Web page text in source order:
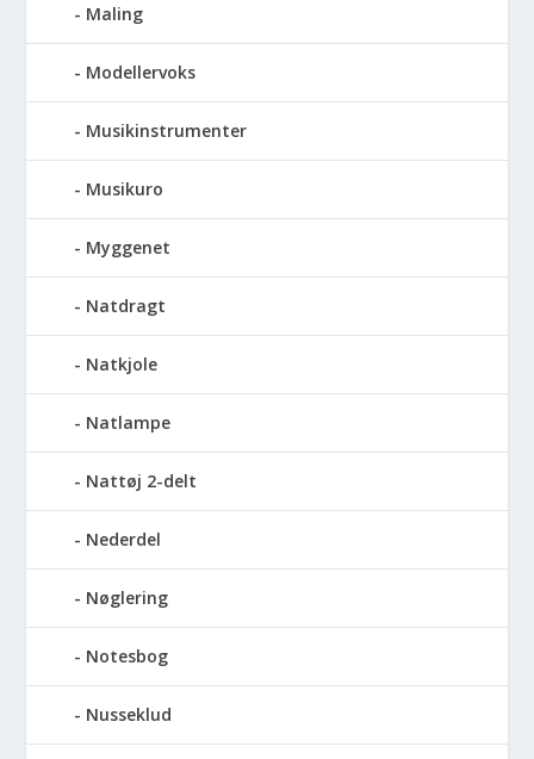
Maling
Modellervoks
Musikinstrumenter
Musikuro
Myggenet
Natdragt
Natkjole
Natlampe
Nattøj 2-delt
Nederdel
Nøglering
Notesbog
Nusseklud